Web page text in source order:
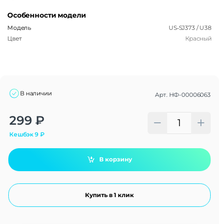
Особенности модели
Модель
US‑SJ373 / U38
Цвет
Красный
В наличии Арт. НФ-00006063
299 ₽
Кешбэк9 ₽
В корзину
Купить в 1 клик
Alternative: